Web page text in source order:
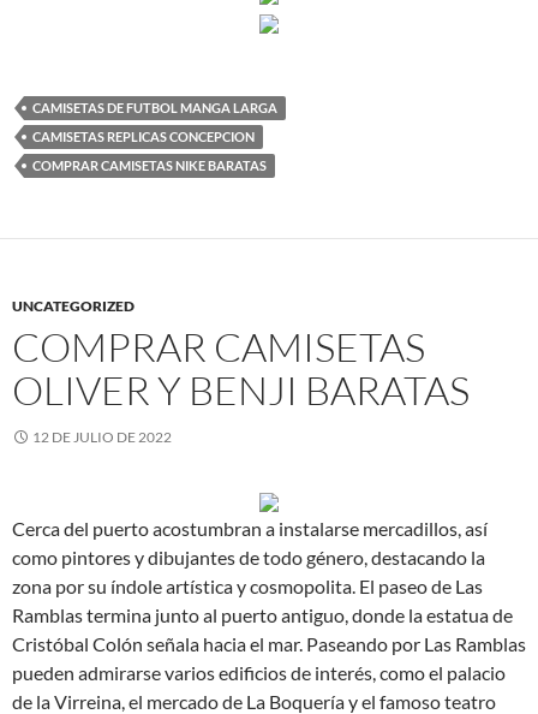
CAMISETAS DE FUTBOL MANGA LARGA
CAMISETAS REPLICAS CONCEPCION
COMPRAR CAMISETAS NIKE BARATAS
UNCATEGORIZED
COMPRAR CAMISETAS
OLIVER Y BENJI BARATAS
12 DE JULIO DE 2022
Cerca del puerto acostumbran a instalarse mercadillos, así
como pintores y dibujantes de todo género, destacando la
zona por su índole artística y cosmopolita. El paseo de Las
Ramblas termina junto al puerto antiguo, donde la estatua de
Cristóbal Colón señala hacia el mar. Paseando por Las Ramblas
pueden admirarse varios edificios de interés, como el palacio
de la Virreina, el mercado de La Boquería y el famoso teatro